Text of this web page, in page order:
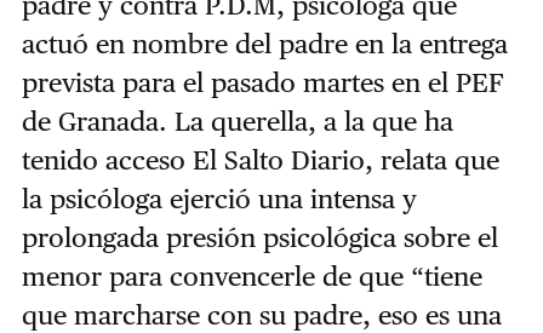
actuó en nombre del padre en la entrega
prevista para el pasado martes en el PEF
de Granada. La querella, a la que ha
tenido acceso El Salto Diario, relata que
la psicóloga ejerció una intensa y
prolongada presión psicológica sobre el
menor para convencerle de que “tiene
que marcharse con su padre, eso es una